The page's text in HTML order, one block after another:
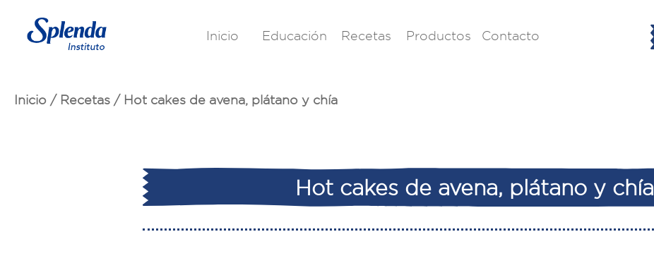
Inicio Educación Recetas Productos Contacto
Inicio / Recetas / Hot cakes de avena, plátano y chía
Hot cakes de avena, plátano y chía